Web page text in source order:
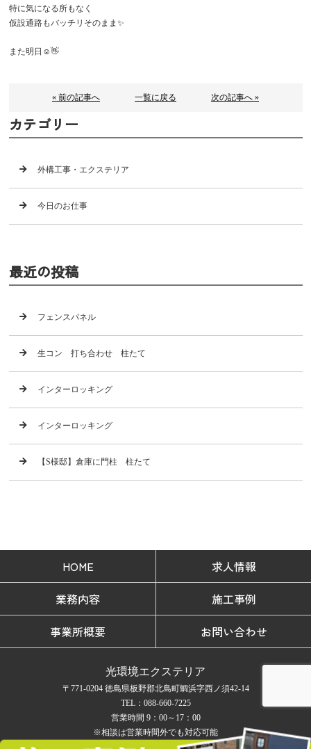
特に気になる所もなく
仮設通路もバッチリそのまま✨
また明日☺️👋
« 前の記事へ 一覧に戻る 次の記事へ »
カテゴリー
外構工事・エクステリア
今日のお仕事
最近の投稿
フェンスパネル
生コン 打ち合わせ 柱たて
インターロッキング
インターロッキング
【S様邸】倉庫に門柱 柱たて
HOME
求人情報
業務内容
施工事例
事業所概要
お問い合わせ
光環境エクステリア
〒771-0204 徳島県板野郡北島町鯛浜字西ノ須42-14
TEL：088-660-7225
営業時間 9：00～17：00
※相談は営業時間外でも対応可能